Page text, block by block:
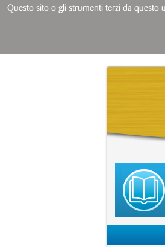
Questo sito o gli strumenti terzi da questo